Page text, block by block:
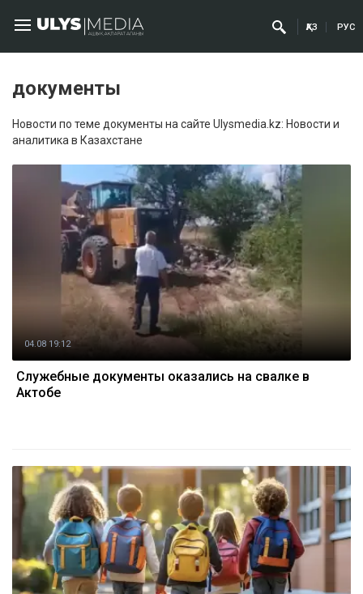
ҚАЗ РУС
документы
Новости по теме документы на сайте Ulysmedia.kz: Новости и
аналитика в Казахстане
04.08 19:12
Служебные документы оказались на свалке в
Актобе